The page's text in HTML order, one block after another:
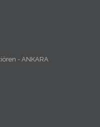
- ANKARA